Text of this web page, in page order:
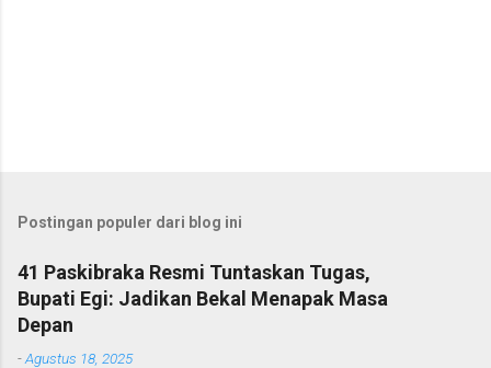
Postingan populer dari blog ini
41 Paskibraka Resmi Tuntaskan Tugas,
Bupati Egi: Jadikan Bekal Menapak Masa
Depan
-Agustus 18, 2025